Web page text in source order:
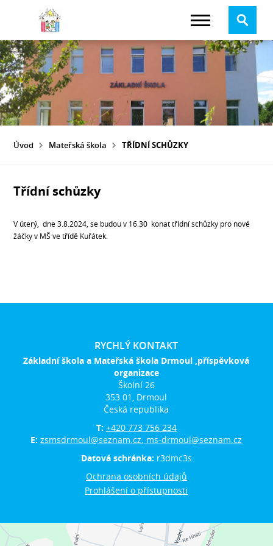
Úvod Mateřská škola TŘÍDNÍ SCHŮZKY
Třídní schůzky
V úterý, dne 3.8.2024, se budou v 16.30 konat třídní schůzky pro nové
žáčky v MŠ ve třídě Kuřátek.
RYCHLÝ KONTAKT
Základní škola a Mateřská škola Drmoul ,příspěvková
organizace
Školní 26
353 01, Drmoul
Česká republika
T: +420 773 756 234
E:zsmsdrmoul@seznam.cz; ms-drmoul@seznam.cz
Datová schránka: r3dmc3s
Ochrana osobních údajů
Prohlášení o přístupnosti